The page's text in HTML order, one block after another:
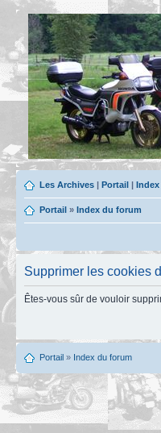
Les Archives | Portail |
Portail » Index du forum
Supprimer les cookies
Êtes-vous sûr de vouloir
Portail » Index du forum